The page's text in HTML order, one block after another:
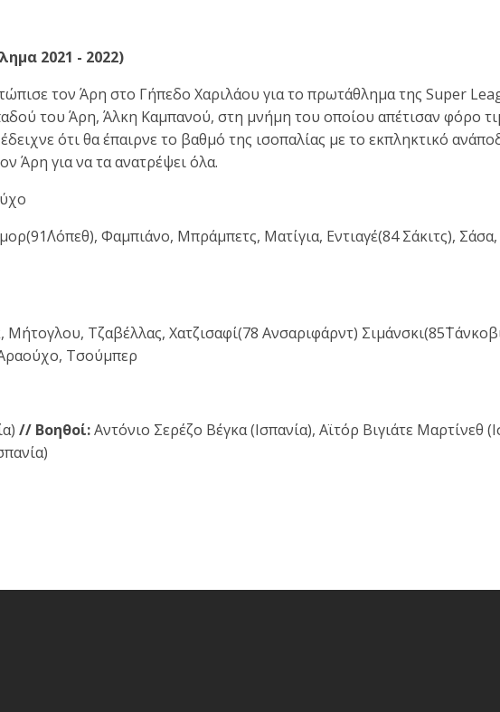
2021 - 2022)
τον Άρη στο Γήπεδο Χαριλάου για το πρωτάθλημα της Super
του Άρη, Άλκη Καμπανού, στη μνήμη του οποίου απέτισαν φόρο
ότι θα έπαιρνε το βαθμό της ισοπαλίας με το εκπληκτικό
Άρη για να τα ανατρέψει όλα.
Φαμπιάνο, Μπράμπετς, Ματίγια, Εντιαγέ(84 Σάκιτς),
Τζαβέλλας, Χατζισαφί(78 Ανσαριφάρντ)
Αραούχο, Τσούμπερ
// Βοηθοί:Αντόνιο Σερέζο Βέγκα (Ισπανία), Αϊτόρ Βιγιάτε Μαρτίνεθ